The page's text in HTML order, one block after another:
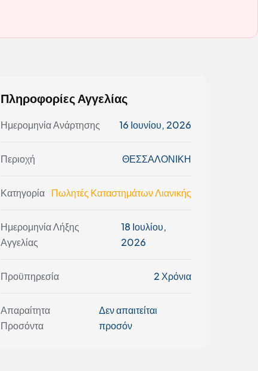
Πληροφορίες Αγγελίας
Ημερομηνία Ανάρτησης 16 Ιουνίου, 2026
Περιοχή ΘΕΣΣΑΛΟΝΙΚΗ
Κατηγορία Πωλητές Καταστημάτων Λιανικής
Ημερομηνία Λήξης
Αγγελίας
18 Ιουλίου,
2026
Προϋπηρεσία 2 Χρόνια
Απαραίτητα
Προσόντα
Δεν απαιτείται
προσόν